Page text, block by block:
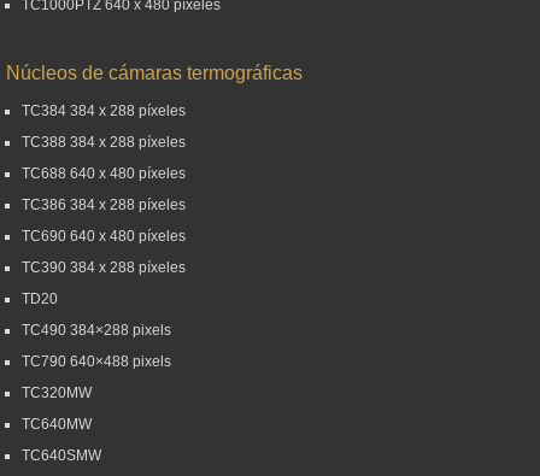
TC1000PTZ 640 x 480 píxeles
Núcleos de cámaras termográficas
TC384 384 x 288 píxeles
TC388 384 x 288 píxeles
TC688 640 x 480 píxeles
TC386 384 x 288 píxeles
TC690 640 x 480 píxeles
TC390 384 x 288 píxeles
TD20
TC490 384×288 pixels
TC790 640×488 pixels
TC320MW
TC640MW
TC640SMW